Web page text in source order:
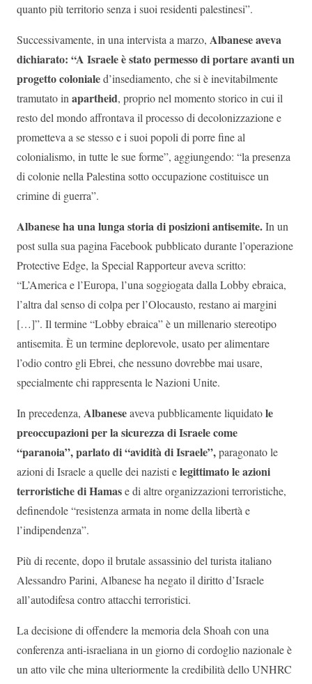
quanto più territorio senza i suoi residenti palestinesi”.
Successivamente, in una intervista a marzo, Albanese aveva
dichiarato: “A Israele è stato permesso di portare avanti un
progetto colonialed’insediamento, che si è inevitabilmente
tramutato in apartheid, proprio nel momento storico in cui il
resto del mondo affrontava il processo di decolonizzazione e
prometteva a se stesso e i suoi popoli di porre fine al
colonialismo, in tutte le sue forme”, aggiungendo: “la presenza
di colonie nella Palestina sotto occupazione costituisce un
crimine di guerra”.
Albanese ha una lunga storia di posizioni antisemite.In un
post sulla sua pagina Facebook pubblicato durante l’operazione
Protective Edge, la Special Rapporteur aveva scritto:
“L’America e l’Europa, l’una soggiogata dalla Lobby ebraica,
l’altra dal senso di colpa per l’Olocausto, restano ai margini
[…]”. Il termine “Lobby ebraica” è un millenario stereotipo
antisemita. È un termine deplorevole, usato per alimentare
l’odio contro gli Ebrei, che nessuno dovrebbe mai usare,
specialmente chi rappresenta le Nazioni Unite.
In precedenza, Albaneseaveva pubblicamente liquidatole
preoccupazioni per la sicurezza di Israele come
“paranoia”, parlato di “avidità di Israele”,paragonato le
azioni di Israele a quelle dei nazisti elegittimato le azioni
terroristiche di Hamase di altre organizzazioni terroristiche,
definendole “resistenza armata in nome della libertà e
l’indipendenza”.
Più di recente, dopo il brutale assassinio del turista italiano
Alessandro Parini, Albanese ha negato il diritto d’Israele
all’autodifesa contro attacchi terroristici.
La decisione di offendere la memoria dela Shoah con una
conferenza anti-israeliana in un giorno di cordoglio nazionale è
un atto vile che mina ulteriormente la credibilità dello UNHRC